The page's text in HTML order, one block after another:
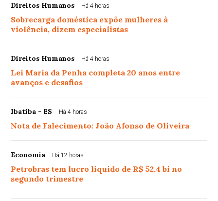
Direitos Humanos Há 4 horas
Sobrecarga doméstica expõe mulheres à
violência, dizem especialistas
Direitos Humanos Há 4 horas
Lei Maria da Penha completa 20 anos entre
avanços e desafios
Ibatiba - ES Há 4 horas
Nota de Falecimento: João Afonso de Oliveira
Economia Há 12 horas
Petrobras tem lucro líquido de R$ 52,4 bi no
segundo trimestre